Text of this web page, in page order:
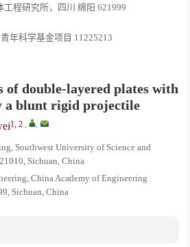
程研究所，四川 绵阳 621999
年科学基金项目 11225213
of double-layered plates with
a blunt rigid projectile
1, 2 , ,
Southwest University of Science and
Sichuan, China
China Academy of Engineering
Sichuan, China